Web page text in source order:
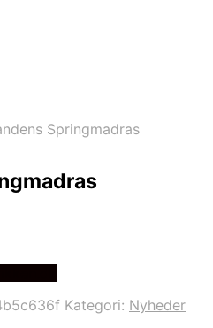
Springmadras
Kategori: Nyheder